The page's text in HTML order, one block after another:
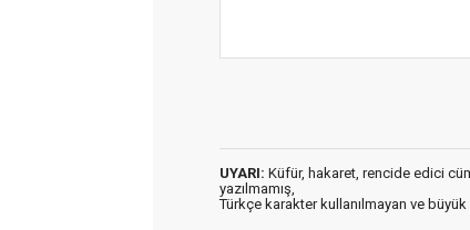
UYARI: Küfür, hakaret, rencide edici
yazılmamış,
Türkçe karakter kullanılmayan ve